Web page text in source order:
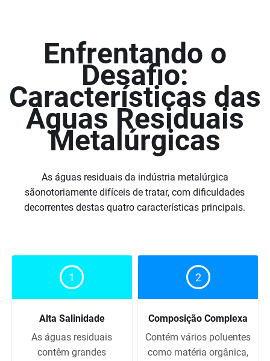
Enfrentando o
Desafio:
Características das
Águas Residuais
Metalúrgicas
As águas residuais da indústria metalúrgica
sãonotoriamente difíceis de tratar, com dificuldades
decorrentes destas quatro características principais.
1
Alta Salinidade
As águas residuais
contêm grandes
2
Composição Complexa
Contém vários poluentes
como matéria orgânica,